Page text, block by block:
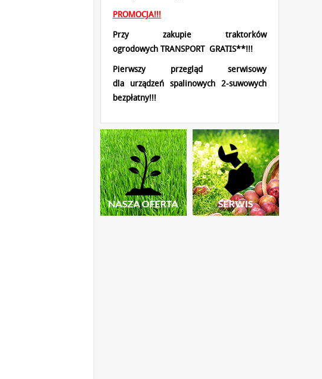
PROMOCJA!!!
Przy zakupie traktorków
ogrodowych TRANSPORT GRATIS**!!!
Pierwszy przegląd serwisowy
dla urządzeń spalinowych 2-suwowych
bezpłatny!!!